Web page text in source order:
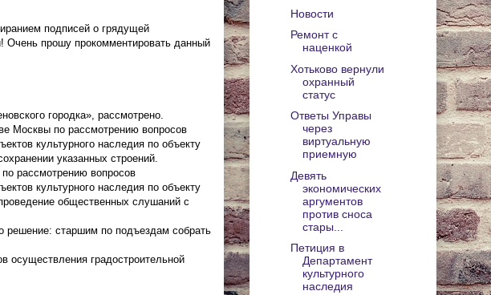
подписей о грядущей
Очень прошу прокомментировать данный
городка», рассмотрено.
Москвы по рассмотрению вопросов
культурного наследия по объекту
указанных строений.
рассмотрению вопросов
культурного наследия по объекту
общественных слушаний с
решение: старшим по подъездам собрать
осуществления градостроительной
Новости
Ремонт с
наценкой
Хотьково вернули
охранный
статус
Ответы Управы
через
виртуальную
приемную
Девять
экономических
аргументов
против сноса
стары...
Петиция в
Департамент
культурного
наследия